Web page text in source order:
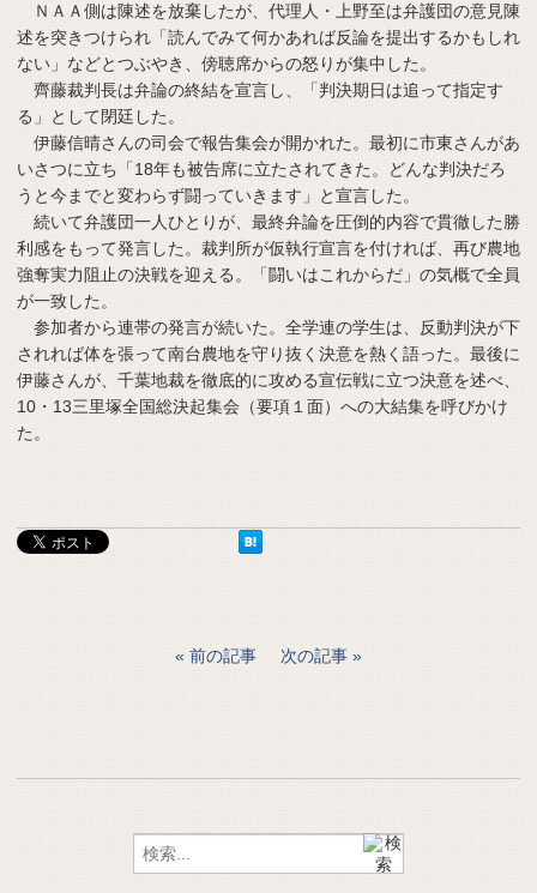
ＮＡＡ側は陳述を放棄したが、代理人・上野至は弁護団の意見陳
述を突きつけられ「読んでみて何かあれば反論を提出するかもしれ
ない」などとつぶやき、傍聴席からの怒りが集中した。
齊藤裁判長は弁論の終結を宣言し、「判決期日は追って指定す
る」として閉廷した。
伊藤信晴さんの司会で報告集会が開かれた。最初に市東さんがあ
いさつに立ち「18年も被告席に立たされてきた。どんな判決だろ
うと今までと変わらず闘っていきます」と宣言した。
続いて弁護団一人ひとりが、最終弁論を圧倒的内容で貫徹した勝
利感をもって発言した。裁判所が仮執行宣言を付ければ、再び農地
強奪実力阻止の決戦を迎える。「闘いはこれからだ」の気概で全員
が一致した。
参加者から連帯の発言が続いた。全学連の学生は、反動判決が下
されれば体を張って南台農地を守り抜く決意を熱く語った。最後に
伊藤さんが、千葉地裁を徹底的に攻める宣伝戦に立つ決意を述べ、
10・13三里塚全国総決起集会（要項１面）への大結集を呼びかけ
た。
前の記事 次の記事